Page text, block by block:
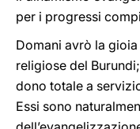
per i progressi
Domani avrò la
religiose del
dono totale a
Essi sono